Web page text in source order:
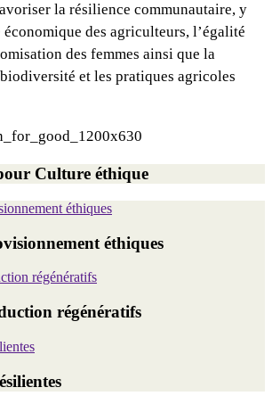
la résilience communautaire, y
des agriculteurs, l’égalité
des femmes ainsi que la
et les pratiques agricoles
Culture éthique
éthiques
régénératifs